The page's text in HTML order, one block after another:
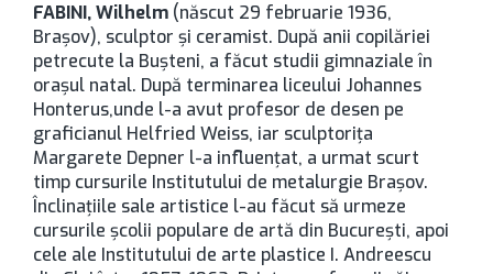
FABINI, Wilhelm (născut 29 februarie 1936,
Brașov), sculptor și ceramist. După anii copilăriei
petrecute la Bușteni, a făcut studii gimnaziale în
oraşul natal. După terminarea liceului Johannes
Honterus,unde l-a avut profesor de desen pe
graficianul Helfried Weiss, iar sculptorița
Margarete Depner l-a influențat, a urmat scurt
timp cursurile Institutului de metalurgie Brașov.
Înclinaţiile sale artistice l-au făcut să urmeze
cursurile şcolii populare de artă din București, apoi
cele ale Institutului de arte plastice I. Andreescu